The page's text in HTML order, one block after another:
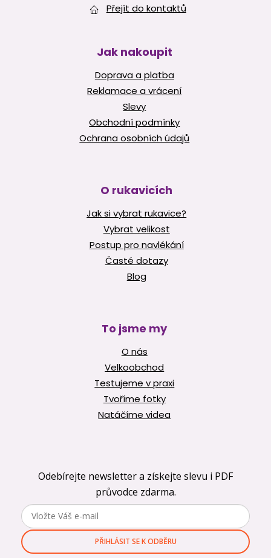
ý
s
u
Přejít do kontaktů
Jak nakoupit
Doprava a platba
Reklamace a vrácení
Slevy
Obchodní podmínky
Ochrana osobních údajů
O rukavicích
Jak si vybrat rukavice?
Vybrat velikost
Postup pro navlékání
Časté dotazy
Blog
To jsme my
O nás
Velkoobchod
Testujeme v praxi
Tvoříme fotky
Natáčíme videa
Odebírejte newsletter a získejte slevu i PDF
průvodce zdarma.
PŘIHLÁSIT SE K ODBĚRU